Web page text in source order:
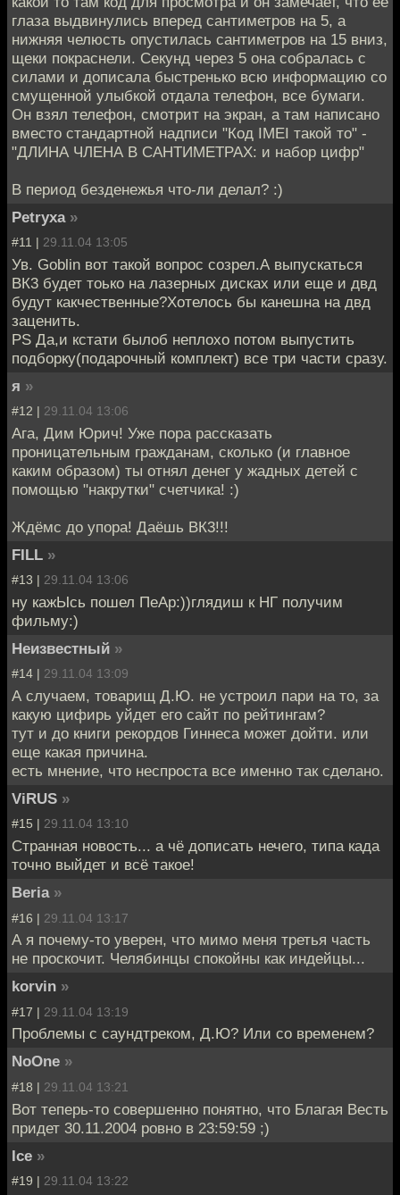
глаза выдвинулись вперед сантиметров на 5, а
нижняя челюсть опустилась сантиметров на 15 вниз,
щеки покраснели. Секунд через 5 она собралась с
силами и дописала быстренько всю информацию со
смущенной улыбкой отдала телефон, все бумаги.
Он взял телефон, смотрит на экран, а там написано
вместо стандартной надписи "Код IMEI такой то" -
"ДЛИНА ЧЛЕНА В САНТИМЕТРАХ: и набор цифр"
В период безденежья что-ли делал? :)
Petryxa »
#11 | 29.11.04 13:05
Ув. Goblin вот такой вопрос созрел.А выпускаться
ВК3 будет тоько на лазерных дисках или еще и двд
будут какчественные?Хотелось бы канешна на двд
заценить.
PS Да,и кстати былоб неплохо потом выпустить
подборку(подарочный комплект) все три части сразу.
я »
#12 | 29.11.04 13:06
Ага, Дим Юрич! Уже пора рассказать
проницательным гражданам, сколько (и главное
каким образом) ты отнял денег у жадных детей с
помощью "накрутки" счетчика! :)
Ждёмс до упора! Даёшь ВК3!!!
FILL »
#13 | 29.11.04 13:06
ну кажЫсь пошел ПеАр:))глядиш к НГ получим
фильму:)
Неизвестный »
#14 | 29.11.04 13:09
А случаем, товарищ Д.Ю. не устроил пари на то, за
какую цифирь уйдет его сайт по рейтингам?
тут и до книги рекордов Гиннеса может дойти. или
еще какая причина.
есть мнение, что неспроста все именно так сделано.
ViRUS »
#15 | 29.11.04 13:10
Странная новость... а чё дописать нечего, типа када
точно выйдет и всё такое!
Beria »
#16 | 29.11.04 13:17
А я почему-то уверен, что мимо меня третья часть
не проскочит. Челябинцы спокойны как индейцы...
korvin »
#17 | 29.11.04 13:19
Проблемы с саундтреком, Д.Ю? Или со временем?
NoOne »
#18 | 29.11.04 13:21
Вот теперь-то совершенно понятно, что Благая Весть
придет 30.11.2004 ровно в 23:59:59 ;)
Ice »
#19 | 29.11.04 13:22